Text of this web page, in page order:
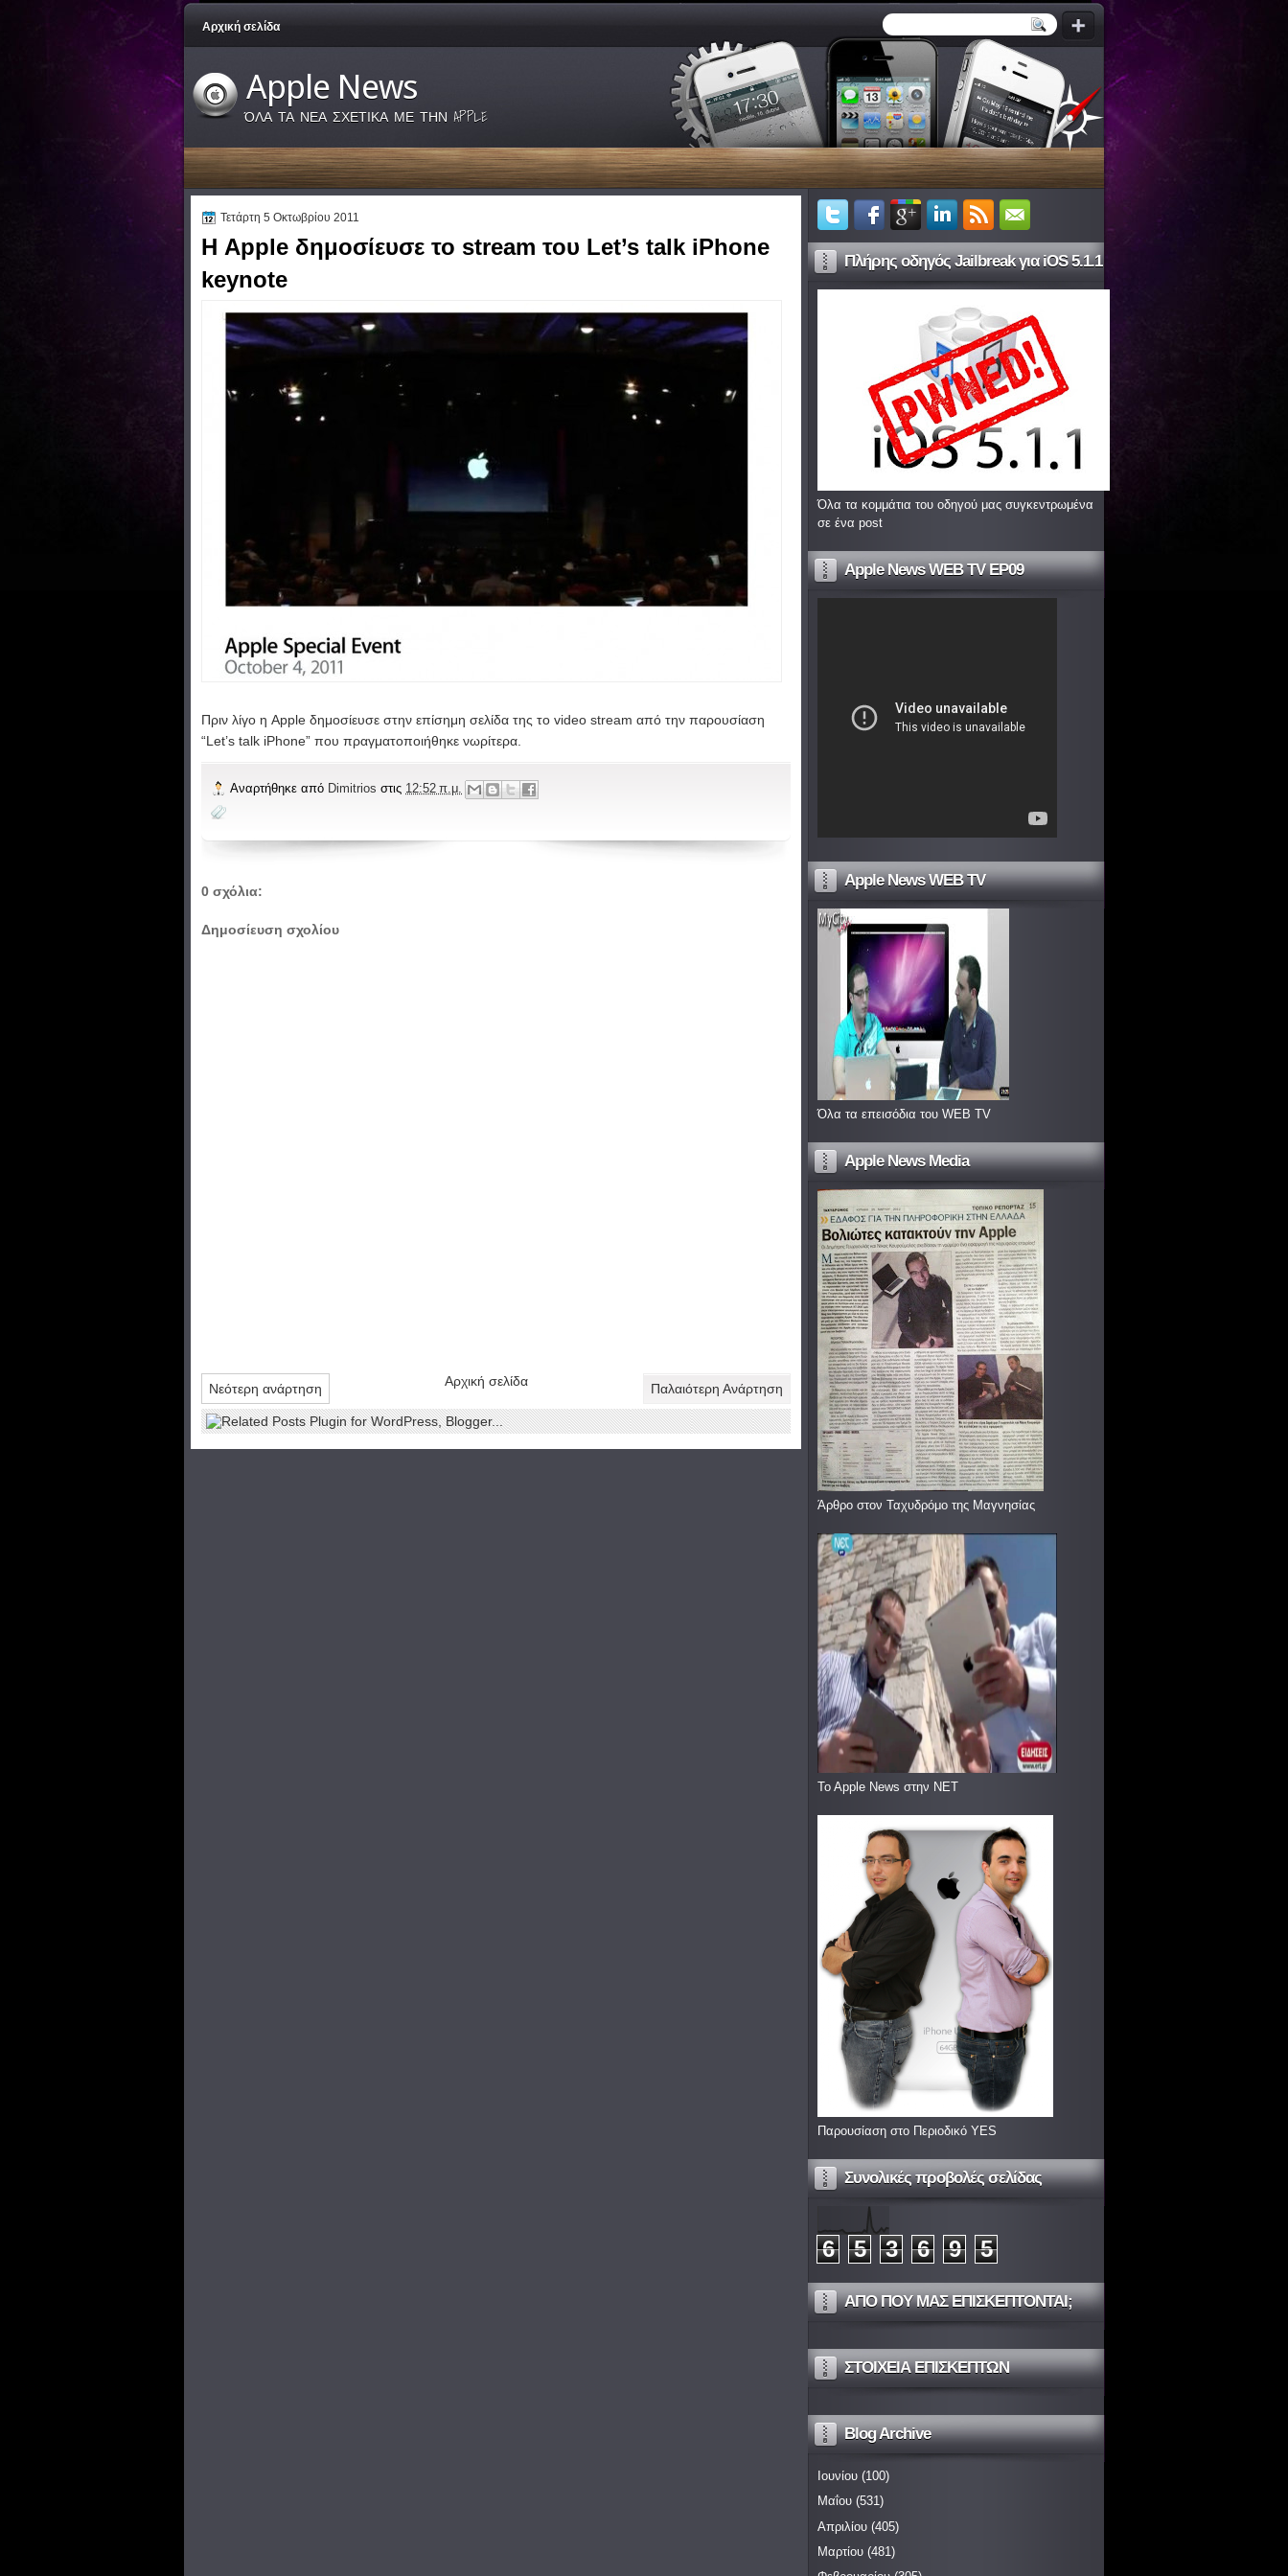
Αρχική σελίδα
Apple News
ΌΛΑ ΤΑ ΝΕΑ ΣΧΕΤΙΚΑ ΜΕ ΤΗΝ APPLE
Τετάρτη 5 Οκτωβρίου 2011
Η Apple δημοσίευσε το stream του Let’s talk iPhone
keynote
Πριν λίγο η Apple δημοσίευσε στην επίσημη σελίδα της το video stream από την παρουσίαση
“Let’s talk iPhone” που πραγματοποιήθηκε νωρίτερα.
Αναρτήθηκε από Dimitrios στις 12:52 π.μ.
0 σχόλια:
Δημοσίευση σχολίου
Νεότερη ανάρτηση Παλαιότερη Ανάρτηση
Αρχική σελίδα
Πλήρης οδηγός Jailbreak για iOS 5.1.1
Όλα τα κομμάτια του οδηγού μας συγκεντρωμένα
σε ένα post
Apple News WEB TV EP09
Apple News WEB TV
Όλα τα επεισόδια του WEB TV
Apple News Media
Άρθρο στον Ταχυδρόμο της Μαγνησίας
To Apple News στην ΝΕΤ
Παρουσίαση στο Περιοδικό YES
Συνολικές προβολές σελίδας
6 5 3 6 9 5
ΑΠΟ ΠΟΥ ΜΑΣ ΕΠΙΣΚΕΠΤΟΝΤΑΙ;
ΣΤΟΙΧΕΙΑ ΕΠΙΣΚΕΠΤΩΝ
Blog Archive
Ιουνίου (100)
Μαΐου (531)
Απριλίου (405)
Μαρτίου (481)